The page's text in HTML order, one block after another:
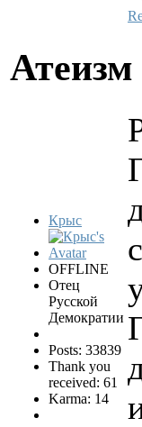
Крыс
OFFLINE
Отец
Русской
Демократии
Posts: 33839
Thank you
received: 61
Karma: 14